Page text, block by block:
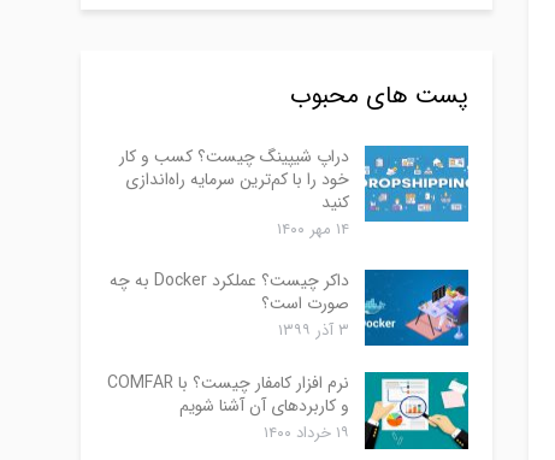
پست های محبوب
دراپ شیپینگ چیست؟ کسب و کار
خود را با کم‌ترین سرمایه راه‌اندازی
کنید
۱۴ مهر ۱۴۰۰
داکر چیست؟ عملکرد Docker به چه
صورت است؟
۳ آذر ۱۳۹۹
نرم افزار کامفار چیست؟ با COMFAR
و کاربردهای آن آشنا شویم
۱۹ خرداد ۱۴۰۰